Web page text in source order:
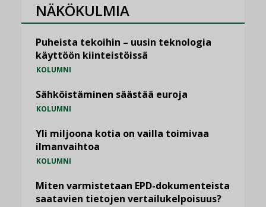
NÄKÖKULMIA
Puheista tekoihin – uusin teknologia
käyttöön kiinteistöissä
KOLUMNI
Sähköistäminen säästää euroja
KOLUMNI
Yli miljoona kotia on vailla toimivaa
ilmanvaihtoa
KOLUMNI
Miten varmistetaan EPD-dokumenteista
saatavien tietojen vertailukelpoisuus?